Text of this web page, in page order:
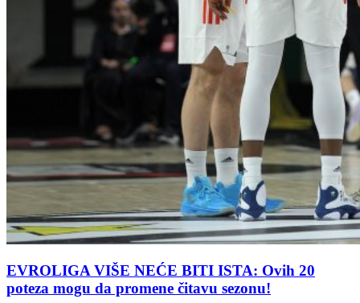
EVROLIGA VIŠE NEĆE BITI ISTA: Ovih 20
poteza mogu da promene čitavu sezonu!